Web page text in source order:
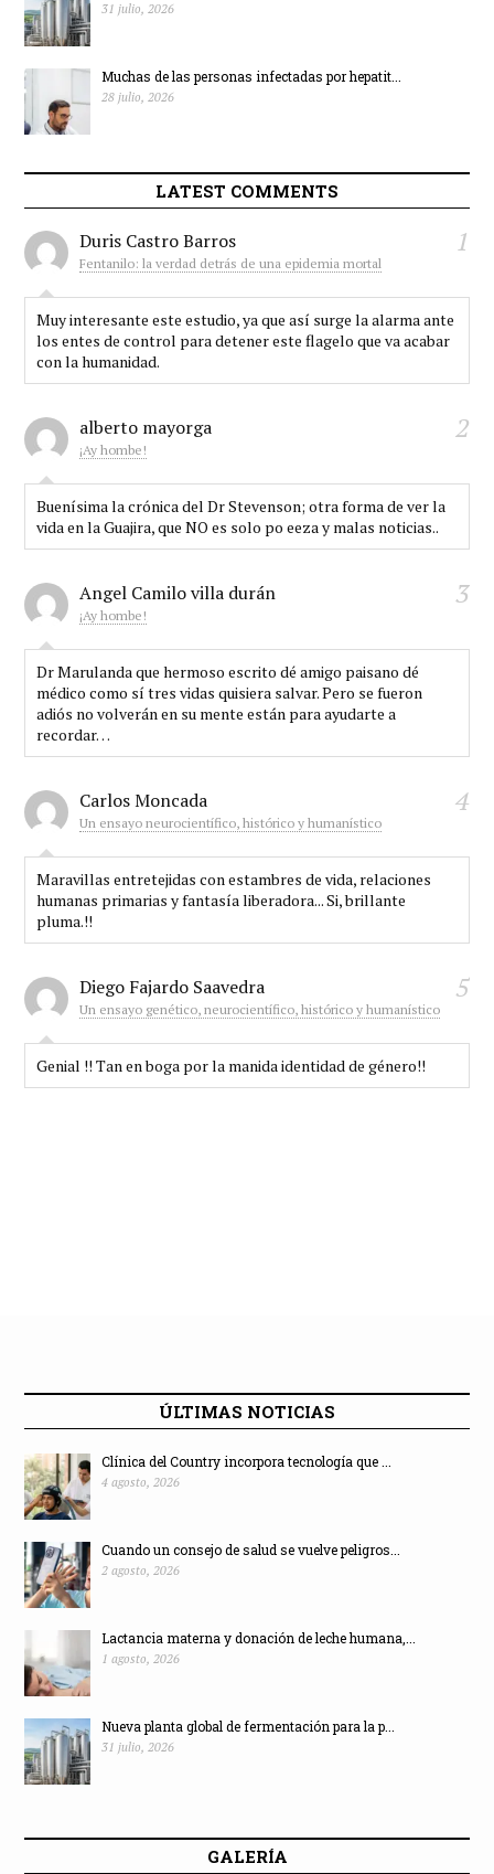
31 julio, 2026
Muchas de las personas infectadas por hepatit...
28 julio, 2026
LATEST COMMENTS
Duris Castro Barros 1
Fentanilo: la verdad detrás de una epidemia mortal
Muy interesante este estudio, ya que así surge la alarma ante
los entes de control para detener este flagelo que va acabar
con la humanidad.
alberto mayorga 2
¡Ay hombe!
Buenísima la crónica del Dr Stevenson; otra forma de ver la
vida en la Guajira, que NO es solo po eeza y malas noticias..
Angel Camilo villa durán 3
¡Ay hombe!
Dr Marulanda que hermoso escrito dé amigo paisano dé
médico como sí tres vidas quisiera salvar. Pero se fueron
adiós no volverán en su mente están para ayudarte a
recordar…
Carlos Moncada 4
Un ensayo neurocientífico, histórico y humanístico
Maravillas entretejidas con estambres de vida, relaciones
humanas primarias y fantasía liberadora... Si, brillante
pluma.!!
Diego Fajardo Saavedra 5
Un ensayo genético, neurocientífico, histórico y humanístico
Genial !! Tan en boga por la manida identidad de género!!
ÚLTIMAS NOTICIAS
Clínica del Country incorpora tecnología que ...
4 agosto, 2026
Cuando un consejo de salud se vuelve peligros...
2 agosto, 2026
Lactancia materna y donación de leche humana,...
1 agosto, 2026
Nueva planta global de fermentación para la p...
31 julio, 2026
GALERÍA